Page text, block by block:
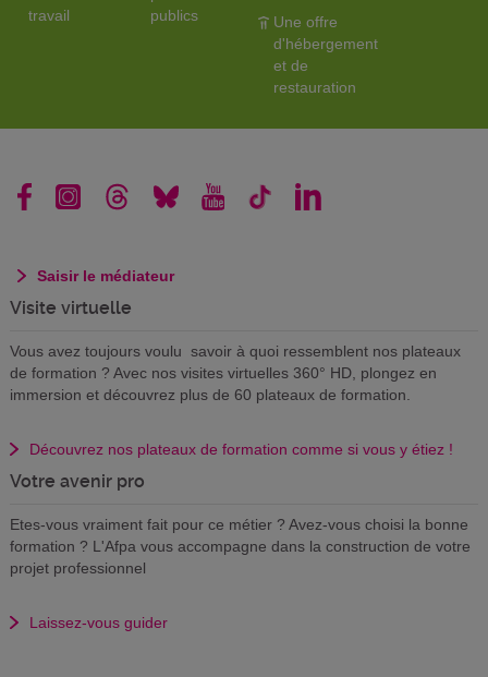
travail
publics
Une offre
d'hébergement
et de
restauration
Saisir le médiateur
Visite virtuelle
Vous avez toujours voulu savoir à quoi ressemblent nos plateaux
de formation ? Avec nos visites virtuelles 360° HD, plongez en
immersion et découvrez plus de 60 plateaux de formation.
Découvrez nos plateaux de formation comme si vous y étiez !
Votre avenir pro
Etes-vous vraiment fait pour ce métier ? Avez-vous choisi la bonne
formation ? L'Afpa vous accompagne dans la construction de votre
projet professionnel
Laissez-vous guider